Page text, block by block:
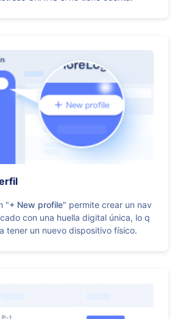
"+ New profile" permite crear un nav
con una huella digital única, lo q
tener un nuevo dispositivo físico.